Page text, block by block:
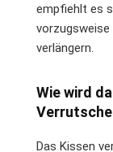
empfiehlt es
vorzugsweise
verlängern.
Wie wird
Das Kissen